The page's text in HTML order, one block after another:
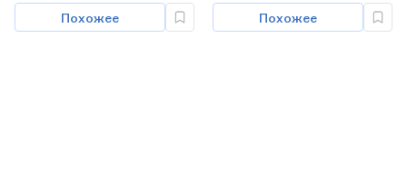
Похожее Похожее